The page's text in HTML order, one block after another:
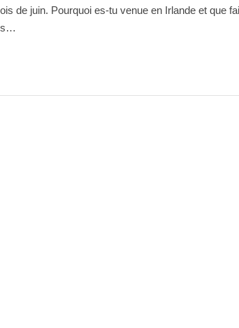
de juin. Pourquoi es-tu venue en Irlande et que